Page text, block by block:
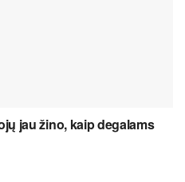
jau žino, kaip degalams